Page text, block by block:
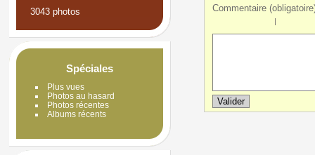
3043 photos
Spéciales
Plus vues
Photos au hasard
Photos récentes
Albums récents
Commentaire
|